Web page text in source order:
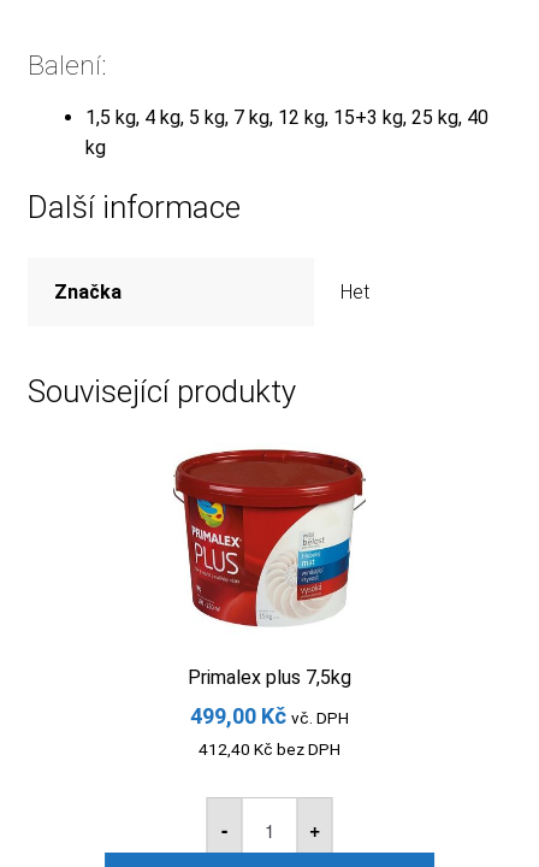
Balení:
1,5 kg, 4 kg, 5 kg, 7 kg, 12 kg, 15+3 kg, 25 kg, 40
kg
Další informace
Značka Het
Související produkty
Primalex plus 7,5kg
499,00 Kč vč. DPH
412,40 Kč bez DPH
-
Primalex
plus
7,5kg
+